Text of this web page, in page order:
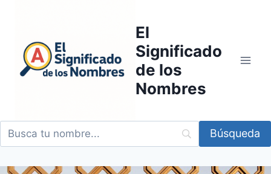
contenido
El
Significado
de los
Nombres